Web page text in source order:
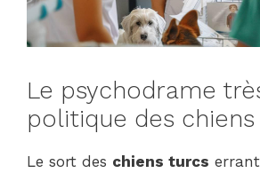
Le psychodrame
politique des
Le sort des chiens turcs